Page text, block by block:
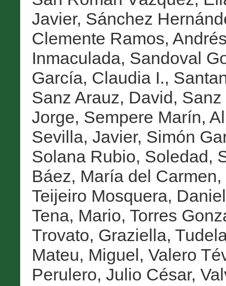
Javier, Sánchez
Clemente Ramos,
Inmaculada, Sandoval
García, Claudia I.,
Sanz Arauz, David, Sanz
Jorge, Sempere Marín,
Sevilla, Javier, Simón
Solana Rubio, Soledad,
Báez, María del Carmen,
Teijeiro Mosquera,
Tena, Mario, Torres
Trovato, Graziella,
Mateu, Miguel, Valero
Perulero, Julio César,